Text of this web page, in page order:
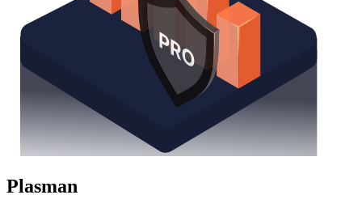
Plasman